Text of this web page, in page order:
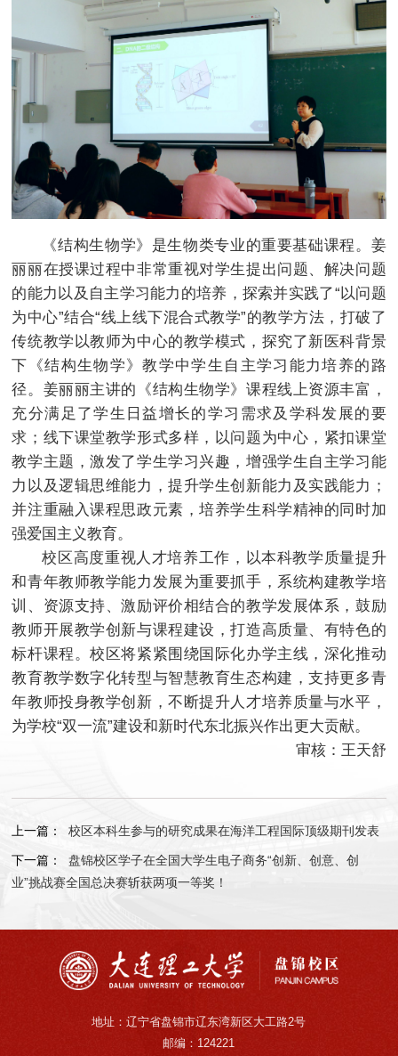
《结构生物学》是生物类专业的重要基础课程。姜
丽丽在授课过程中非常重视对学生提出问题、解决问题
的能力以及自主学习能力的培养，探索并实践了“以问题
为中心”结合“线上线下混合式教学”的教学方法，打破了
传统教学以教师为中心的教学模式，探究了新医科背景
下《结构生物学》教学中学生自主学习能力培养的路
径。姜丽丽主讲的《结构生物学》课程线上资源丰富，
充分满足了学生日益增长的学习需求及学科发展的要
求；线下课堂教学形式多样，以问题为中心，紧扣课堂
教学主题，激发了学生学习兴趣，增强学生自主学习能
力以及逻辑思维能力，提升学生创新能力及实践能力；
并注重融入课程思政元素，培养学生科学精神的同时加
强爱国主义教育。
校区高度重视人才培养工作，以本科教学质量提升
和青年教师教学能力发展为重要抓手，系统构建教学培
训、资源支持、激励评价相结合的教学发展体系，鼓励
教师开展教学创新与课程建设，打造高质量、有特色的
标杆课程。校区将紧紧围绕国际化办学主线，深化推动
教育教学数字化转型与智慧教育生态构建，支持更多青
年教师投身教学创新，不断提升人才培养质量与水平，
为学校“双一流”建设和新时代东北振兴作出更大贡献。
审核：王天舒
上一篇： 校区本科生参与的研究成果在海洋工程国际顶级期刊发表
下一篇：
盘锦校区学子在全国大学生电子商务“创新、创意、创
业”挑战赛全国总决赛斩获两项一等奖！
地址：辽宁省盘锦市辽东湾新区大工路2号
邮编：124221